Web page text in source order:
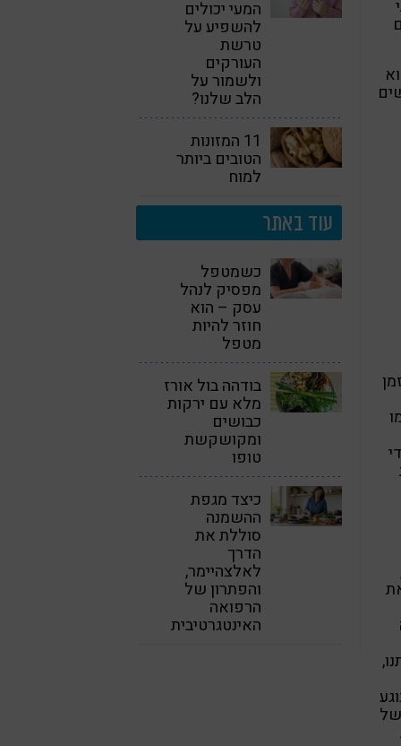
המעי יכולים
להשפיע על
טרשת
העורקים
ולשמור על
הלב שלנו?
11 המזונות
הטובים ביותר
למוח
עוד באתר
כשמטפל
מפסיק לנהל
עסק – הוא
חוזר להיות
מטפל
בודהה בול אורז
מלא עם ירקות
כבושים
ומקושקשת
טופו
כיצד מגפת
ההשמנה
סוללת את
הדרך
לאלצהיימר,
והפתרון של
הרפואה
האינטגרטיבית